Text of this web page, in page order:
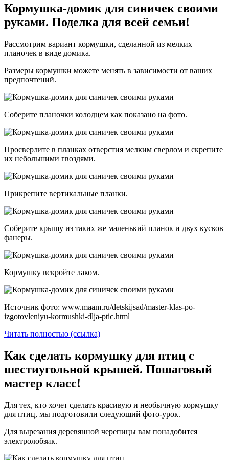
Кормушка-домик для синичек своими
руками. Поделка для всей семьи!
Рассмотрим вариант кормушки, сделанной из мелких
планочек в виде домика.
Размеры кормушки можете менять в зависимости от ваших
предпочтений.
Соберите планочки колодцем как показано на фото.
Просверлите в планках отверстия мелким сверлом и скрепите
их небольшими гвоздями.
Прикрепите вертикальные планки.
Соберите крышу из таких же маленький планок и двух кусков
фанеры.
Кормушку вскройте лаком.
Источник фото: www.maam.ru/detskijsad/master-klas-po-
izgotovleniyu-kormushki-dlja-ptic.html
Читать полностью (ссылка)
Как сделать кормушку для птиц с
шестиугольной крышей. Пошаговый
мастер класс!
Для тех, кто хочет сделать красивую и необычную кормушку
для птиц, мы подготовили следующий фото-урок.
Для вырезания деревянной черепицы вам понадобится
электролобзик.